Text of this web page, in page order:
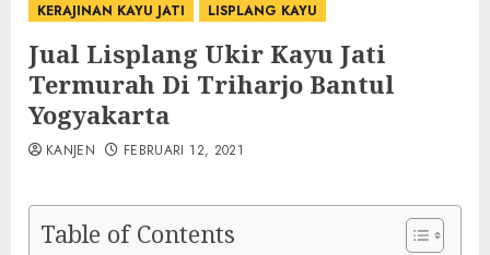
KERAJINAN KAYU JATI LISPLANG KAYU
Jual Lisplang Ukir Kayu Jati
Termurah Di Triharjo Bantul
Yogyakarta
KANJEN FEBRUARI 12, 2021
Table of Contents